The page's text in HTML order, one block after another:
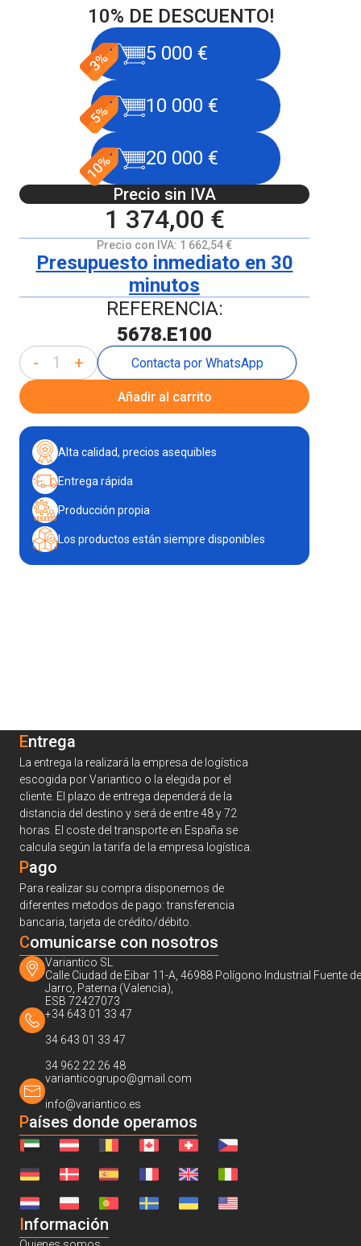
10% DE DESCUENTO!
5 000 €
10 000 €
20 000 €
Precio sin IVA
1 374,00 €
Precio con IVA: 1 662,54 €
Presupuesto inmediato en 30
minutos
REFERENCIA:
5678.E100
- + Contacta por WhatsApp
Añadir al carrito
Alta calidad, precios asequibles
Entrega rápida
Producción propia
Los productos están siempre disponibles
Entrega
La entrega la realizará la empresa de logística
escogida por Variantico o la elegida por el
cliente. El plazo de entrega dependerá de la
distancia del destino y será de entre 48 y 72
horas. El coste del transporte en España se
calcula según la tarifa de la empresa logística.
Pago
Para realizar su compra disponemos de
diferentes metodos de pago: transferencia
bancaria, tarjeta de crédito/débito.
Comunicarse con nosotros
Variantico SL
Calle Ciudad de Eibar 11-A, 46988 Polígono Industrial Fuente
Jarro, Paterna (Valencia),
ESB 72427073
+34 643 01 33 47
34 643 01 33 47
34 962 22 26 48
varianticogrupo@gmail.com
info@variantico.es
Países donde operamos
Información